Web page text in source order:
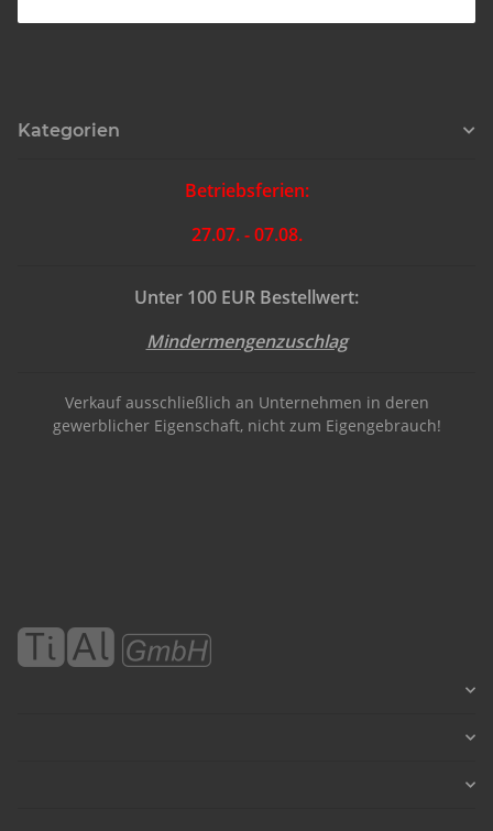
Kategorien
Betriebsferien:
27.07. - 07.08.
Unter 100 EUR Bestellwert:
Mindermengenzuschlag
Verkauf ausschließlich an Unternehmen in deren
gewerblicher Eigenschaft, nicht zum Eigengebrauch!